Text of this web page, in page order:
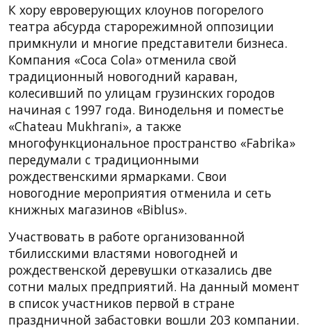
К хору евроверующих клоунов погорелого
театра абсурда старорежимной оппозиции
примкнули и многие представители бизнеса.
Компания «Coca Cola» отменила свой
традиционный новогодний караван,
колесивший по улицам грузинских городов
начиная с 1997 года. Винодельня и поместье
«Chateau Mukhrani», а также
многофункциональное пространство «Fabrika»
передумали с традиционными
рождественскими ярмарками. Свои
новогодние мероприятия отменила и сеть
книжных магазинов «Biblus».
Участвовать в работе организованной
тбилисскими властями новогодней и
рождественской деревушки отказались две
сотни малых предприятий. На данный момент
в список участников первой в стране
праздничной забастовки вошли 203 компании.